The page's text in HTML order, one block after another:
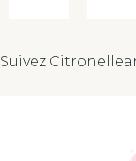
Suivez